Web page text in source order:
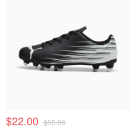
$22.00 $55.00